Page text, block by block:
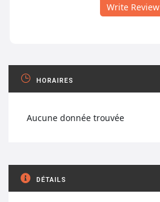
Write Review
HORAIRES
Aucune donnée trouvée
DÉTAILS